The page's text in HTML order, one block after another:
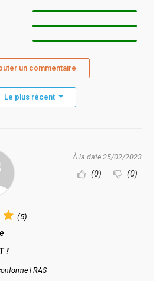
un commentaire
Le plus récent
(5)
!
! RAS
À la date 25/02/2023
(0) (0)